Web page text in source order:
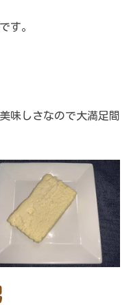
す。
味しさなので大満足間